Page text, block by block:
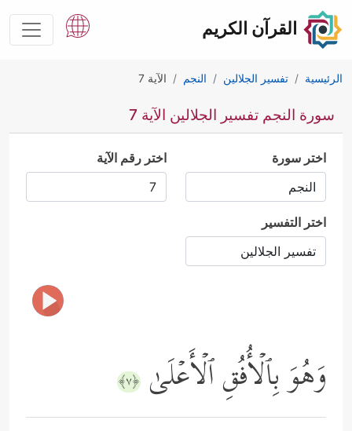
القرآن الكريم
الرئيسية تفسير الجلالين النجم الآية 7
سورة النجم تفسير الجلالين الآية 7
اختر سورة اختر رقم الآية
اختر التفسير
وَهُوَ بِٱلۡأُفُقِ ٱلۡأَعۡلَىٰ ﴿٧﴾